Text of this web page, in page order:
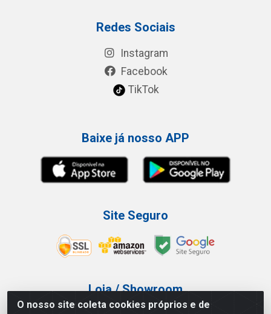
O nosso site coleta cookies próprios e de
Redes Sociais
Instagram
Facebook
TikTok
Baixe já nosso APP
Site Seguro
Loja / Showroom